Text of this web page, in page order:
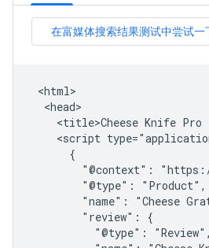
<html>
  <head>
<title>Cheese Knife Pro
<script
      {
"@context":
        "@type": "Product",
"name": "Cheese
        "review": {
          "@type": "Review",